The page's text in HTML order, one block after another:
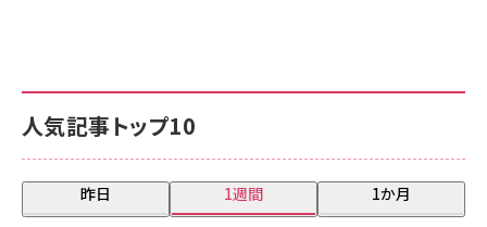
人気記事トップ10
昨日 1週間 1か月